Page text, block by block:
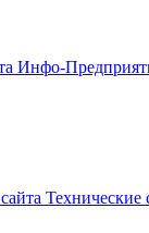
Инфо-
Технические